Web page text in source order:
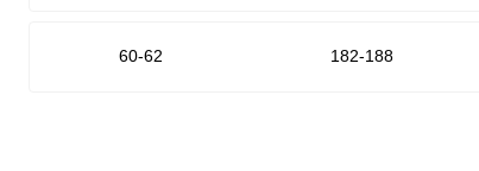
60-62 182-188